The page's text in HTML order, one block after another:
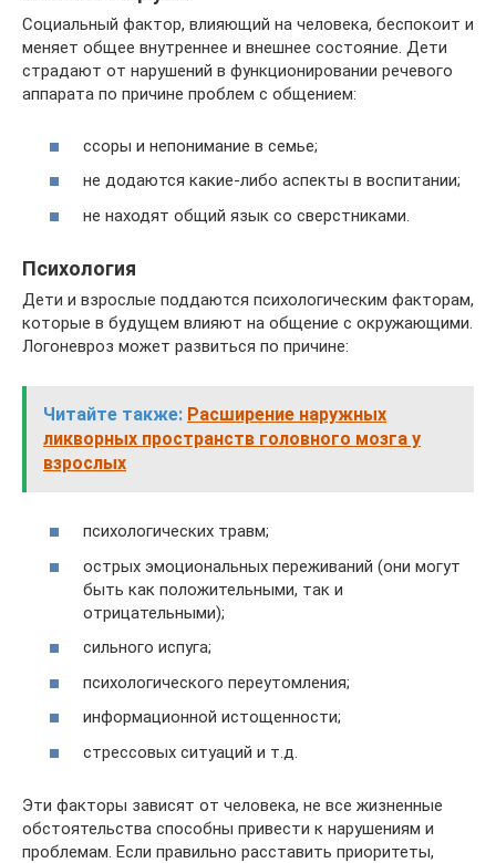
Социальный фактор, влияющий на человека, беспокоит и
меняет общее внутреннее и внешнее состояние. Дети
страдают от нарушений в функционировании речевого
аппарата по причине проблем с общением:
ссоры и непонимание в семье;
не додаются какие-либо аспекты в воспитании;
не находят общий язык со сверстниками.
Психология
Дети и взрослые поддаются психологическим факторам,
которые в будущем влияют на общение с окружающими.
Логоневроз может развиться по причине:
Читайте также: Расширение наружных
ликворных пространств головного мозга у
взрослых
психологических травм;
острых эмоциональных переживаний (они могут
быть как положительными, так и
отрицательными);
сильного испуга;
психологического переутомления;
информационной истощенности;
стрессовых ситуаций и т.д.
Эти факторы зависят от человека, не все жизненные
обстоятельства способны привести к нарушениям и
проблемам. Если правильно расставить приоритеты,